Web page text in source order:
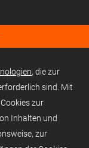
, die zur
sind. Mit
zur
Inhalten und
zur